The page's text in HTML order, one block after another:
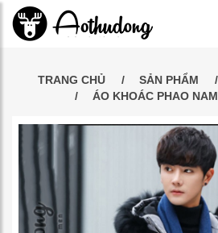
TRANG CHỦ SẢN PHẨM
ÁO KHOÁC PHAO NAM